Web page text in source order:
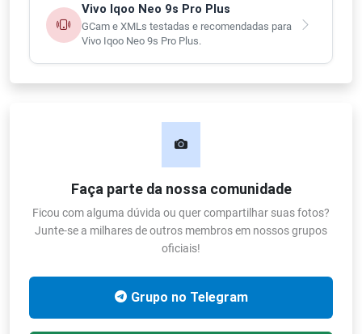
Vivo Iqoo Neo 9s Pro Plus
GCam e XMLs testadas e recomendadas para
Vivo Iqoo Neo 9s Pro Plus.
Faça parte da nossa comunidade
Ficou com alguma dúvida ou quer compartilhar suas fotos?
Junte-se a milhares de outros membros em nossos grupos
oficiais!
Grupo no Telegram